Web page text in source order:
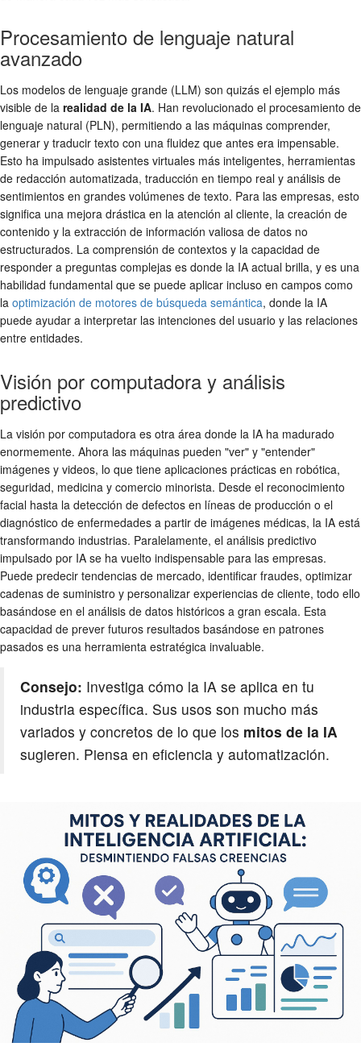
Procesamiento de lenguaje natural
avanzado
Los modelos de lenguaje grande (LLM) son quizás el ejemplo más
visible de la realidad de la IA. Han revolucionado el procesamiento de
lenguaje natural (PLN), permitiendo a las máquinas comprender,
generar y traducir texto con una fluidez que antes era impensable.
Esto ha impulsado asistentes virtuales más inteligentes, herramientas
de redacción automatizada, traducción en tiempo real y análisis de
sentimientos en grandes volúmenes de texto. Para las empresas, esto
significa una mejora drástica en la atención al cliente, la creación de
contenido y la extracción de información valiosa de datos no
estructurados. La comprensión de contextos y la capacidad de
responder a preguntas complejas es donde la IA actual brilla, y es una
habilidad fundamental que se puede aplicar incluso en campos como
la optimización de motores de búsqueda semántica, donde la IA
puede ayudar a interpretar las intenciones del usuario y las relaciones
entre entidades.
Visión por computadora y análisis
predictivo
La visión por computadora es otra área donde la IA ha madurado
enormemente. Ahora las máquinas pueden "ver" y "entender"
imágenes y videos, lo que tiene aplicaciones prácticas en robótica,
seguridad, medicina y comercio minorista. Desde el reconocimiento
facial hasta la detección de defectos en líneas de producción o el
diagnóstico de enfermedades a partir de imágenes médicas, la IA está
transformando industrias. Paralelamente, el análisis predictivo
impulsado por IA se ha vuelto indispensable para las empresas.
Puede predecir tendencias de mercado, identificar fraudes, optimizar
cadenas de suministro y personalizar experiencias de cliente, todo ello
basándose en el análisis de datos históricos a gran escala. Esta
capacidad de prever futuros resultados basándose en patrones
pasados es una herramienta estratégica invaluable.
Consejo: Investiga cómo la IA se aplica en tu
industria específica. Sus usos son mucho más
variados y concretos de lo que los mitos de la IA
sugieren. Piensa en eficiencia y automatización.